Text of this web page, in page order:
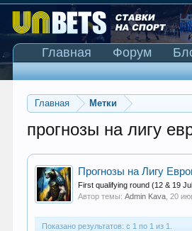
Главная Метки
прогнозы на лигу
Прогнозы на Лигу
First qualifying round (12 & 19
Автор темы:Admin Kava ,20
Показано результатов: с 1 по 1 из 1.
Главная Форум